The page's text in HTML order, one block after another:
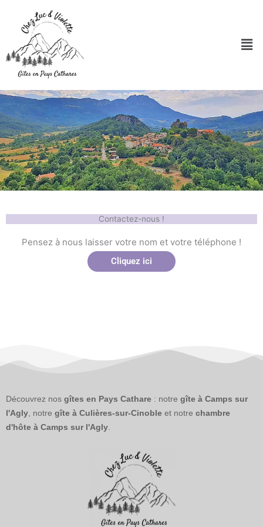
contenu
Contactez-nous !
Pensez à nous laisser votre nom et votre téléphone !
Cliquez ici
Découvrez nos gîtes en Pays Cathare : notre gîte à Camps sur
l'Agly , notre gîte à Culières-sur-Cinoble et notre chambre
d'hôte à Camps sur l'Agly